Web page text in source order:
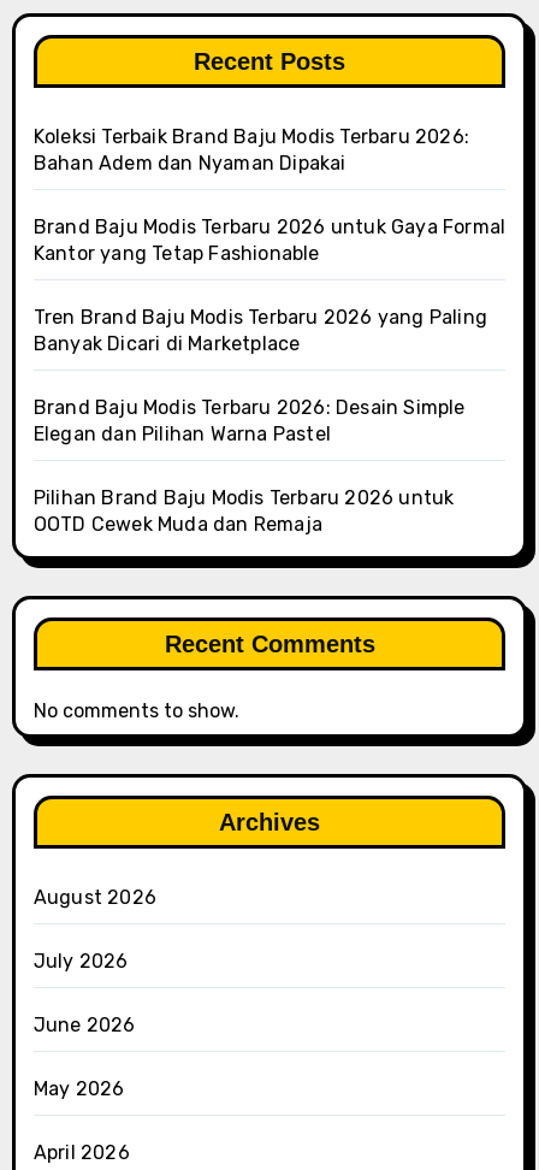
Recent Posts
Koleksi Terbaik Brand Baju Modis Terbaru 2026:
Bahan Adem dan Nyaman Dipakai
Brand Baju Modis Terbaru 2026 untuk Gaya Formal
Kantor yang Tetap Fashionable
Tren Brand Baju Modis Terbaru 2026 yang Paling
Banyak Dicari di Marketplace
Brand Baju Modis Terbaru 2026: Desain Simple
Elegan dan Pilihan Warna Pastel
Pilihan Brand Baju Modis Terbaru 2026 untuk
OOTD Cewek Muda dan Remaja
Recent Comments
No comments to show.
Archives
August 2026
July 2026
June 2026
May 2026
April 2026